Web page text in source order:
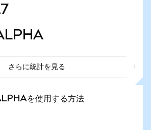
さらに統計を見る
を使用する方法